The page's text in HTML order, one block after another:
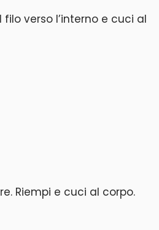
filo verso l’interno e cuci al
Riempi e cuci al corpo.